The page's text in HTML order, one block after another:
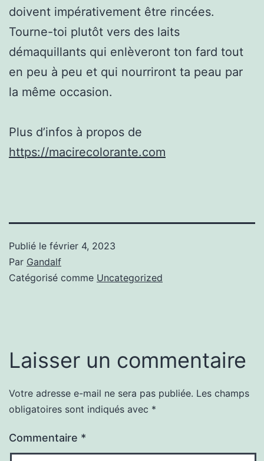
doivent impérativement être rincées.
Tourne-toi plutôt vers des laits
démaquillants qui enlèveront ton fard tout
en peu à peu et qui nourriront ta peau par
la même occasion.
Plus d’infos à propos de
https://macirecolorante.com
Publié le février 4, 2023
Par Gandalf
Catégorisé comme Uncategorized
Laisser un commentaire
Votre adresse e-mail ne sera pas publiée. Les champs
obligatoires sont indiqués avec *
Commentaire *